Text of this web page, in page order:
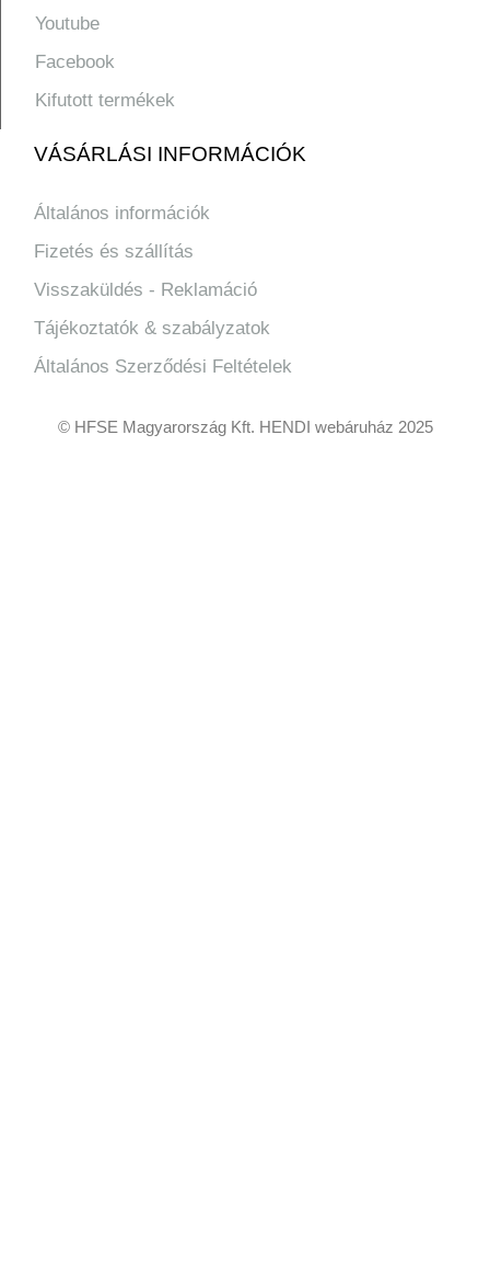
Youtube
Facebook
Kifutott termékek
VÁSÁRLÁSI INFORMÁCIÓK
Általános információk
Fizetés és szállítás
Visszaküldés - Reklamáció
Tájékoztatók & szabályzatok
Általános Szerződési Feltételek
© HFSE Magyarország Kft. HENDI webáruház 2025